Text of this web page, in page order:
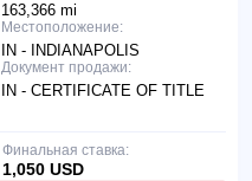
163,366 mi
Местоположение:
IN - INDIANAPOLIS
Документ продажи:
IN - CERTIFICATE OF TITLE
Финальная ставка:
1,050 USD